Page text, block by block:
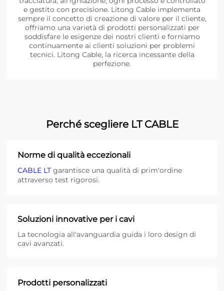
e gestito con precisione. Litong Cable implementa
sempre il concetto di creazione di valore per il cliente,
offriamo una varietà di prodotti personalizzati per
soddisfare le esigenze dei nostri clienti e forniamo
continuamente ai clienti soluzioni per problemi
tecnici. Litong Cable, la ricerca incessante della
perfezione.
Perché scegliere LT CABLE
Norme di qualità eccezionali
CABLE LT garantisce una qualità di prim'ordine
attraverso test rigorosi.
Soluzioni innovative per i cavi
La tecnologia all'avanguardia guida i loro design di
cavi avanzati.
Prodotti personalizzati